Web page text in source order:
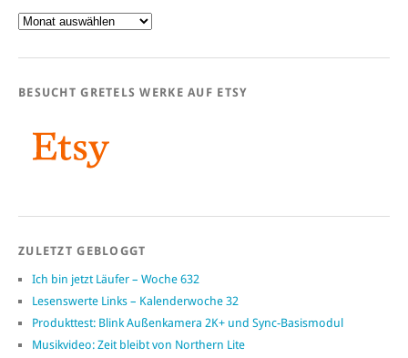
Archiv
BESUCHT GRETELS WERKE AUF ETSY
ZULETZT GEBLOGGT
Ich bin jetzt Läufer – Woche 632
Lesenswerte Links – Kalenderwoche 32
Produkttest: Blink Außenkamera 2K+ und Sync-Basismodul
Musikvideo: Zeit bleibt von Northern Lite